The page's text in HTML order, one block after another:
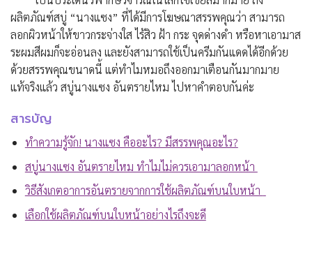
ผลิตภัณฑ์สบู่ “นางแซง” ที่ได้มีการโฆษณาสรรพคุณว่า สามารถ
ลอกผิวหน้าให้ขาวกระจ่างใส ไร้สิว ฝ้า กระ จุดด่างดำ หรือหาเอามาส
ระผมสีผมก็จะอ่อนลง และยังสามารถใช้เป็นครีมกันแดดได้อีกด้วย
ด้วยสรรพคุณขนาดนี้ แต่ทำไมหมอถึงออกมาเตือนกันมากมาย
แท้จริงแล้ว สบู่นางแซง อันตรายไหม ไปหาคำตอบกันค่ะ
สารบัญ
ทำความรู้จัก! นางแซง คืออะไร? มีสรรพคุณอะไร?
สบู่นางแซง อันตรายไหม ทำไมไม่ควรเอามาลอกหน้า
วิธีสังเกตอาการอันตรายจากการใช้ผลิตภัณฑ์บนใบหน้า
เลือกใช้ผลิตภัณฑ์บนใบหน้าอย่างไรถึงจะดี